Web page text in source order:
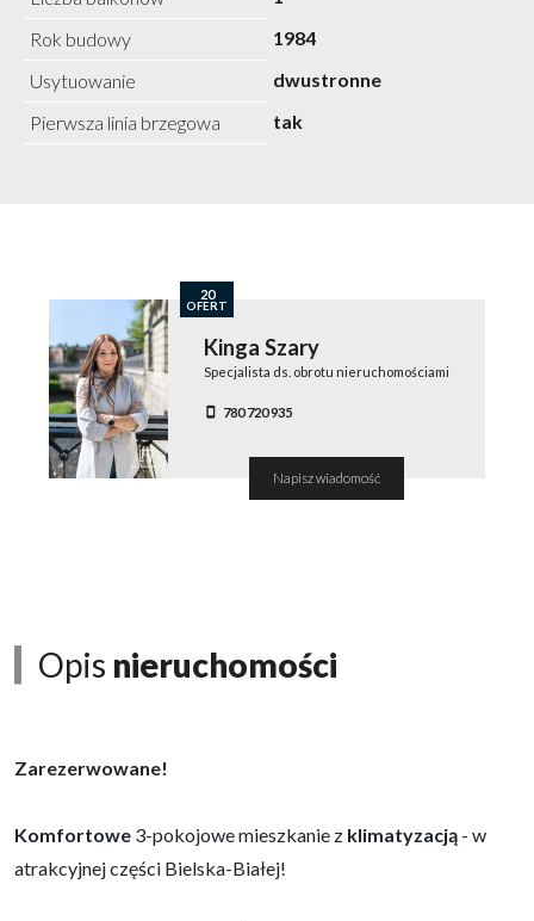
Rok budowy
1984
Usytuowanie
dwustronne
Pierwsza linia brzegowa
tak
Kinga Szary
Specjalista ds. obrotu nieruchomościami
780 720 935
Napisz wiadomość
20
OFERT
Opis nieruchomości
Zarezerwowane!
Komfortowe 3-pokojowemieszkanie z klimatyzacją - w
atrakcyjnej części Bielska-Białej!